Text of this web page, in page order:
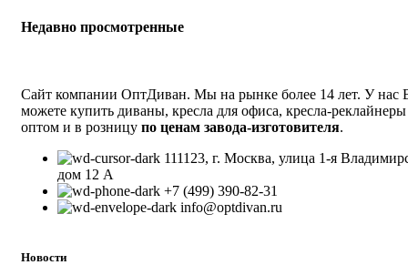
Недавно просмотренные
Сайт компании ОптДиван. Мы на рынке более 14 лет. У нас
можете купить диваны, кресла для офиса, кресла-реклайнеры
оптом и в розницу по ценам завода-изготовителя.
111123, г. Москва, улица 1-я
дом 12 А
+7 (499) 390-82-31
info@optdivan.ru
Новости